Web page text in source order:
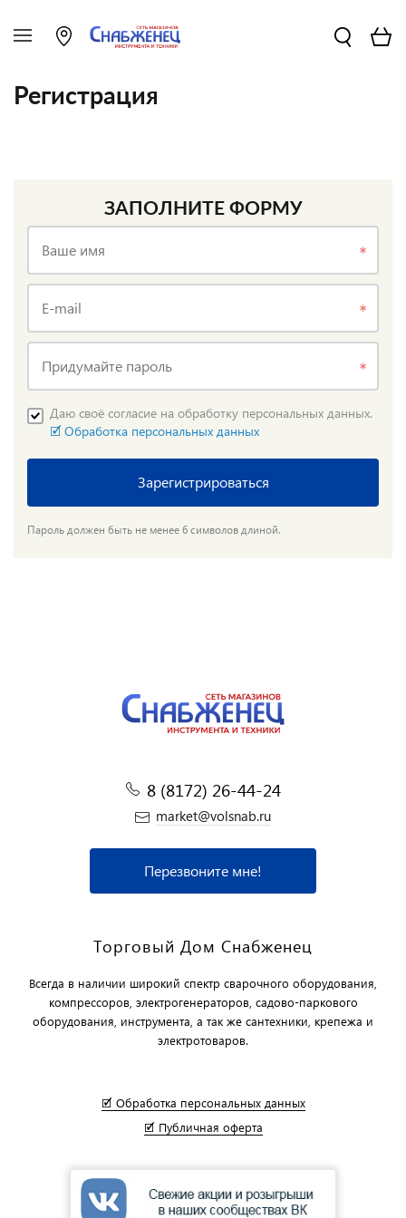
Регистрация
ЗАПОЛНИТЕ ФОРМУ
Ваше имя
E-mail
Придумайте пароль
Даю своё согласие на обработку персональных данных.
🗹 Обработка персональных данных
Зарегистрироваться
Пароль должен быть не менее 6 символов длиной.
8 (8172) 26-44-24
market@volsnab.ru
Перезвоните мне!
Торговый Дом Снабженец
Всегда в наличии широкий спектр сварочного оборудования,
компрессоров, электрогенераторов, садово-паркового
оборудования, инструмента, а так же сантехники, крепежа и
электротоваров.
🗹 Обработка персональных данных
🗹 Публичная оферта